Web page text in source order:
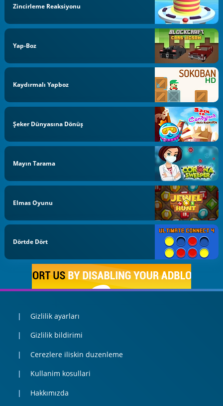
Zincirleme Reaksiyonu
Yap-Boz
Kaydırmalı Yapboz
Şeker Dünyasına Dönüş
Mayın Tarama
Elmas Oyunu
Dörtde Dört
Gizlilik ayarları
Gizlilik bildirimi
Cerezlere iliskin duzenleme
Kullanim kosullari
Hakkımızda